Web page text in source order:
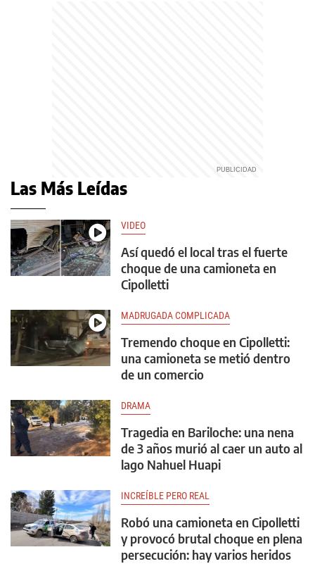
Las Más Leídas
VIDEO
Así quedó el local tras el fuerte
choque de una camioneta en
Cipolletti
MADRUGADA COMPLICADA
Tremendo choque en Cipolletti:
una camioneta se metió dentro
de un comercio
DRAMA
Tragedia en Bariloche: una nena
de 3 años murió al caer un auto al
lago Nahuel Huapi
INCREÍBLE PERO REAL
Robó una camioneta en Cipolletti
y provocó brutal choque en plena
persecución: hay varios heridos